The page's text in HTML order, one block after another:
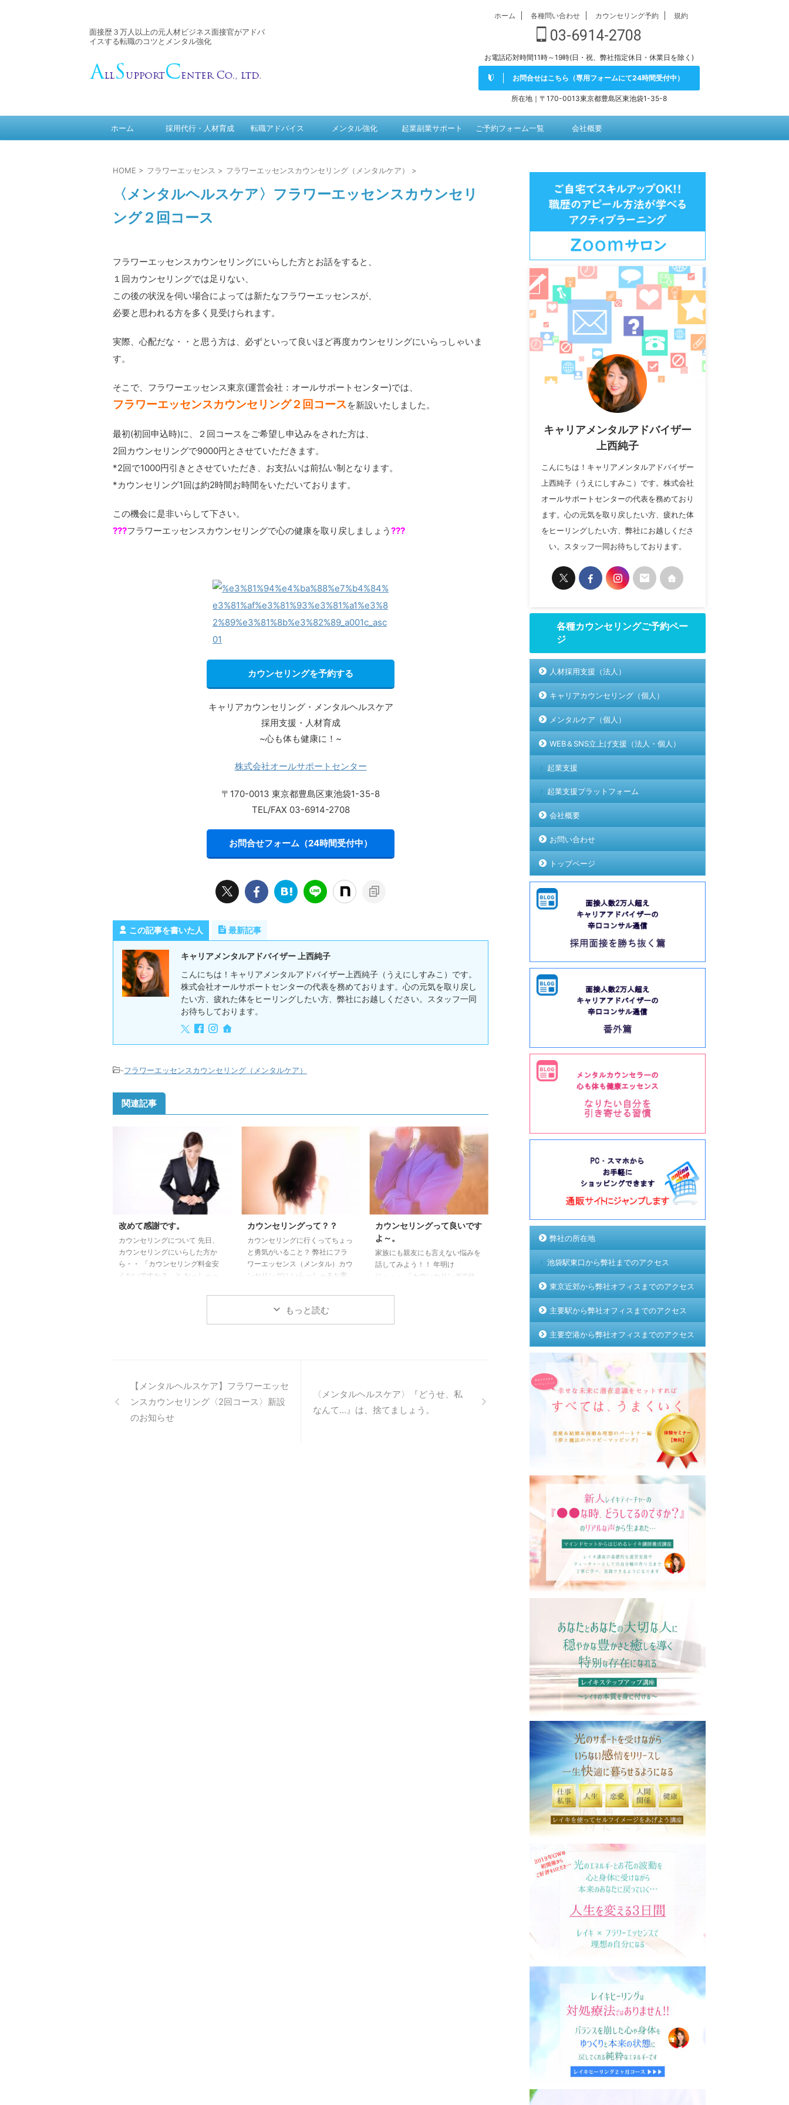
面接歴３万人以上の元人材ビジネス面接官がアドバ
イスする転職のコツとメンタル強化
ホーム 各種問い合わせ カウンセリング予約 規約
03-6914-2708
お電話応対時間11時～19時(日・祝、弊社指定休日・休業日を除く)
お問合せはこちら（専用フォームにて24時間受付中）
所在地｜〒170-0013東京都豊島区東池袋1-35-8
ホーム 採用代行・人材育成 転職アドバイス メンタル強化 起業副業サポート ご予約フォーム一覧 会社概要
HOME > フラワーエッセンス > フラワーエッセンスカウンセリング（メンタルケア） >
〈メンタルヘルスケア〉フラワーエッセンスカウンセリ
ング２回コース
フラワーエッセンスカウンセリングにいらした方とお話をすると、
１回カウンセリングでは足りない、
この後の状況を伺い場合によっては新たなフラワーエッセンスが、
必要と思われる方を多く見受けられます。
実際、心配だな・・と思う方は、必ずといって良いほど再度カウンセリングにいらっしゃいま
す。
そこで、フラワーエッセンス東京(運営会社：オールサポートセンター)では、
フラワーエッセンスカウンセリング２回コースを新設いたしました。
最初(初回申込時)に、２回コースをご希望し申込みをされた方は、
2回カウンセリングで9000円とさせていただきます。
*2回で1000円引きとさせていただき、お支払いは前払い制となります。
*カウンセリング1回は約2時間お時間をいただいております。
この機会に是非いらして下さい。
???フラワーエッセンスカウンセリングで心の健康を取り戻しましょう ???
カウンセリングを予約する
キャリアカウンセリング・メンタルヘルスケア
採用支援・人材育成
~心も体も健康に！~
株式会社オールサポートセンター
〒170-0013 東京都豊島区東池袋1-35-8
TEL/FAX 03-6914-2708
お問合せフォーム（24時間受付中）
この記事を書いた人 最新記事
キャリアメンタルアドバイザー 上西純子
こんにちは！キャリアメンタルアドバイザー上西純子（うえにしすみこ）です。
株式会社オールサポートセンターの代表を務めております。心の元気を取り戻し
たい方、疲れた体をヒーリングしたい方、弊社にお越しください。スタッフ一同
お待ちしております。
-フラワーエッセンスカウンセリング（メンタルケア）
関連記事
改めて感謝です。
カウンセリングについて 先日、
カウンセリングにいらした方か
ら・・ 「カウンセリング料金安
くないですか？」と おっしゃっ
は カウンセリング料金をすごく
きましたが、 転職に迷う方の為
ングを サ ...
カウンセリングって？？
カウンセリングに行くってちょっ
と勇気がいること？ 弊社にフラ
ワーエッセンス（メンタル）カウ
ンセリングに いらっしゃるお客
す。 すぐ辞めちゃったのです
が・・・」と 私は 「気が付いて
も運営。 （運営っていうと何だ
か大きいみたいに 思われます
が、ちーさなハワイアンカフェ）
カウンセリングって良いです
よ～。
家族にも親友にも言えない悩みを
話してみよう！！ 年明け
に・・・ 「カウンセリングの仕
が多岐に渡っているので 友人は
まったく、きつくありません。
辛くもありません。 お話を伺
い、元気になっていく姿は 私も
もっと読む
【メンタルヘルスケア】フラワーエッセ
ンスカウンセリング〈2回コース〉新設
のお知らせ
〈メンタルヘルスケア〉『どうせ、私
なんて…』は、捨てましょう。
キャリアメンタルアドバイザー
上西純子
こんにちは！キャリアメンタルアドバイザー
上西純子（うえにしすみこ）です。株式会社
オールサポートセンターの代表を務めており
ます。心の元気を取り戻したい方、疲れた体
をヒーリングしたい方、弊社にお越しくださ
い。スタッフ一同お待ちしております。
各種カウンセリングご予約ペー
ジ
人材採用支援（法人）
キャリアカウンセリング（個人）
メンタルケア（個人）
WEB＆SNS立上げ支援（法人・個人）
起業支援
起業支援プラットフォーム
会社概要
お問い合わせ
トップページ
弊社の所在地
池袋駅東口から弊社までのアクセス
東京近郊から弊社オフィスまでのアクセス
主要駅から弊社オフィスまでのアクセス
主要空港から弊社オフィスまでのアクセス